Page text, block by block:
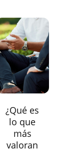
¿Qué es
lo que
más
valoran